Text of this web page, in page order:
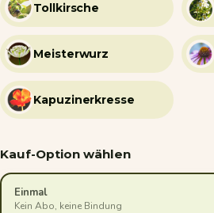
Tollkirsche
Meisterwurz
Kapuzinerkresse
Kauf-Option wählen
Einmal
Kein Abo, keine Bindung